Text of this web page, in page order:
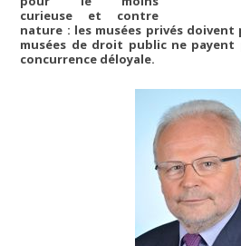
curieuse et contre
nature : les musées privés doivent
musées de droit public ne payent
concurrence déloyale.